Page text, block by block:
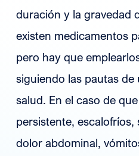
duración y la gravedad
existen medicamentos
pero hay que
siguiendo las pautas de
salud. En el caso de
persistente, escalofríos,
dolor abdominal,